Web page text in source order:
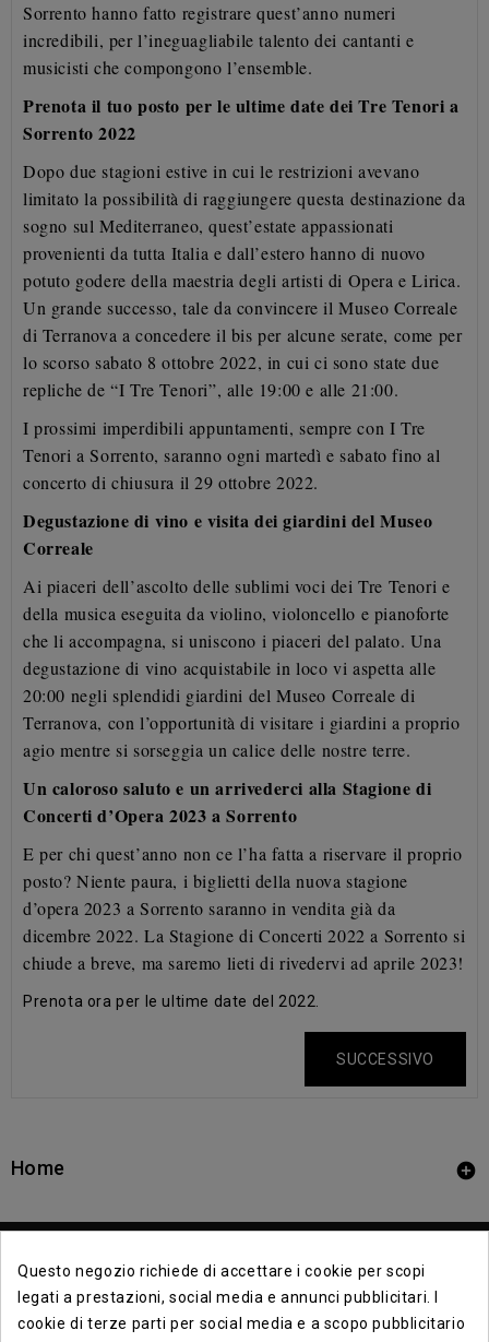
Sorrento hanno fatto registrarequest’anno numeri
incredibili, per l’ineguagliabile talento dei cantanti e
musicisti che compongonol’ensemble.
Prenota il tuo posto per le ultime date dei Tre Tenori a
Sorrento 2022
Dopo due stagioni estive in cui le restrizioni avevano
limitato la possibilità di raggiungere questa destinazione da
sogno sul Mediterraneo, quest’estate appassionati
provenienti da tutta Italia edall’estero hanno di nuovo
potuto godere della maestria degli artisti di Opera e Lirica.
Un grande successo, tale da convincere il Museo Correale
di Terranova a concedere il bis per alcune serate, come per
lo scorso sabato 8 ottobre 2022, in cui ci sono state due
repliche de “I Tre Tenori”, alle 19:00 e alle 21:00.
I prossimi imperdibili appuntamenti, sempre con I Tre
Tenori a Sorrento, saranno ogni martedì e sabatofino al
concerto di chiusura il 29 ottobre 2022.
Degustazione di vino e visita dei giardini del Museo
Correale
Ai piaceri dell’ascolto delle sublimi voci dei Tre Tenori e
della musica eseguita da violino, violoncello e pianoforte
che li accompagna, si uniscono i piaceri del palato. Una
degustazione di vino acquistabile inloco vi aspetta alle
20:00 negli splendidi giardini del Museo Correale di
Terranova, con l’opportunità divisitare i giardini a proprio
agio mentre si sorseggia un calice delle nostre terre.
Un caloroso saluto e un arrivederci alla Stagione di
Concerti d’Opera 2023 a Sorrento
E per chi quest’anno non ce l’ha fatta a riservare il proprio
posto? Niente paura, i biglietti della nuova stagione
d’opera 2023 a Sorrento saranno in vendita già da
dicembre 2022. La Stagione di Concerti 2022a Sorrento si
chiude a breve, ma saremo lieti di rivedervi ad aprile 2023!
Prenota ora per le ultime date del 2022.
SUCCESSIVO
Home 
Questo negozio richiede di accettare i cookie per scopi
legati a prestazioni, social media e annunci pubblicitari. I
cookie di terze parti per social media e a scopo pubblicitario